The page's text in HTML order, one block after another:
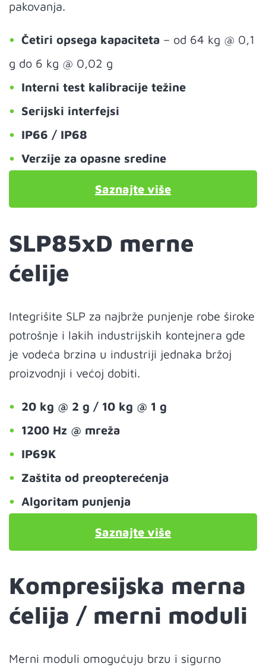
pakovanja.
Četiri opsega kapaciteta – od 64 kg @ 0,1
g do 6 kg @ 0,02 g
Interni test kalibracije težine
Serijski interfejsi
IP66 / IP68
Verzije za opasne sredine
Saznajte više
SLP85xD merne
ćelije
Integrišite SLP za najbrže punjenje robe široke
potrošnje i lakih industrijskih kontejnera gde
je vodeća brzina u industriji jednaka bržoj
proizvodnji i većoj dobiti.
20 kg @ 2 g / 10 kg @ 1 g
1200 Hz @ mreža
IP69K
Zaštita od preopterećenja
Algoritam punjenja
Saznajte više
Kompresijska merna
ćelija / merni moduli
Merni moduli omogućuju brzu i sigurno